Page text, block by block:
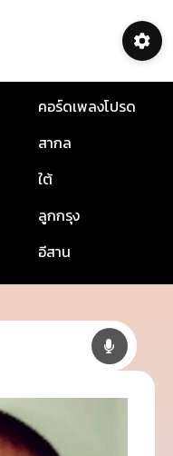
คอร์ดเพลงโปรด
สากล
ใต้
ลูกกรุง
อีสาน